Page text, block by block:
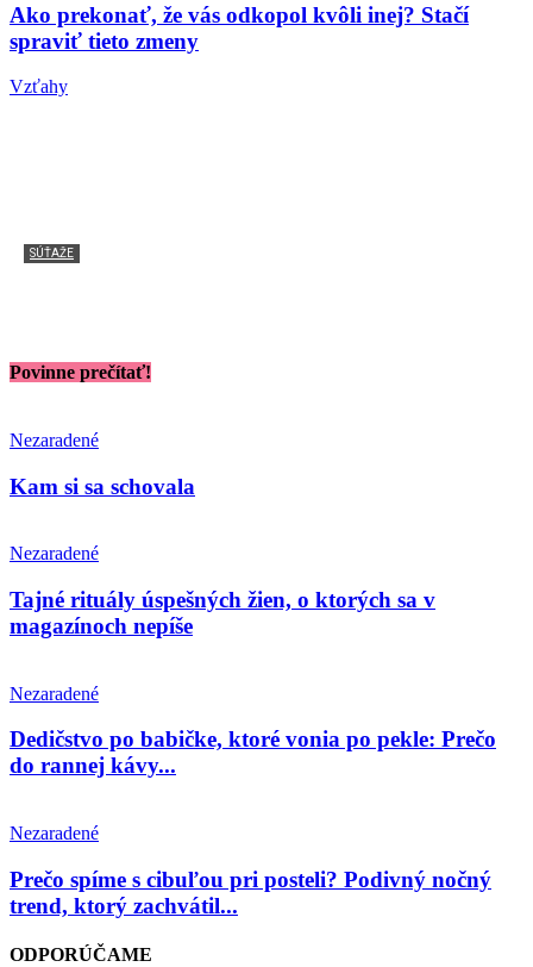
Ako prekonať, že vás odkopol kvôli inej? Stačí
spraviť tieto zmeny
Vzťahy
SÚŤAŽE
Povinne prečítať!
Nezaradené
Kam si sa schovala
Nezaradené
Tajné rituály úspešných žien, o ktorých sa v
magazínoch nepíše
Nezaradené
Dedičstvo po babičke, ktoré vonia po pekle: Prečo
do rannej kávy...
Nezaradené
Prečo spíme s cibuľou pri posteli? Podivný nočný
trend, ktorý zachvátil...
ODPORÚČAME